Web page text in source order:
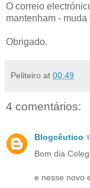
O correio
mantenham - muda
Obrigado.
Peliteiro at 00:49
4 comentários:
Blogcêutico
Bom dia
e nesse novo